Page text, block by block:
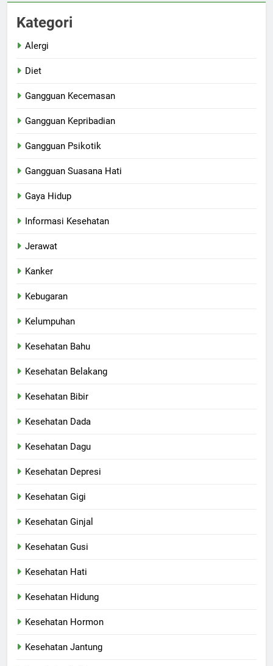
Kategori
Alergi
Diet
Gangguan Kecemasan
Gangguan Kepribadian
Gangguan Psikotik
Gangguan Suasana Hati
Gaya Hidup
Informasi Kesehatan
Jerawat
Kanker
Kebugaran
Kelumpuhan
Kesehatan Bahu
Kesehatan Belakang
Kesehatan Bibir
Kesehatan Dada
Kesehatan Dagu
Kesehatan Depresi
Kesehatan Gigi
Kesehatan Ginjal
Kesehatan Gusi
Kesehatan Hati
Kesehatan Hidung
Kesehatan Hormon
Kesehatan Jantung